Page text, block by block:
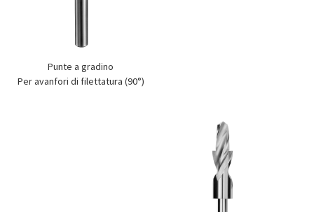
Punte a gradino
Per avanfori di filettatura (90°)